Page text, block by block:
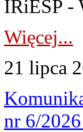
IRiESP -
Więcej...
21 lipca
nr 6/